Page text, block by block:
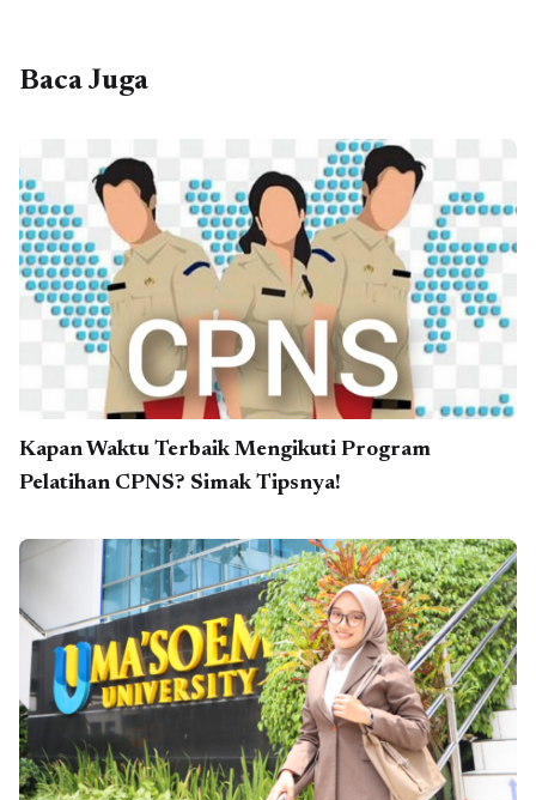
Baca Juga
Kapan Waktu Terbaik Mengikuti Program
Pelatihan CPNS? Simak Tipsnya!